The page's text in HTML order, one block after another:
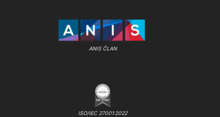
ANIS ČLAN
ISO/IEC 27001:2022